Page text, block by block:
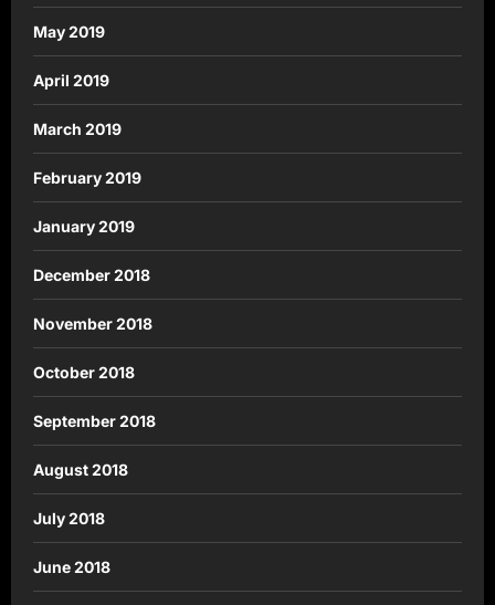
May 2019
April 2019
March 2019
February 2019
January 2019
December 2018
November 2018
October 2018
September 2018
August 2018
July 2018
June 2018